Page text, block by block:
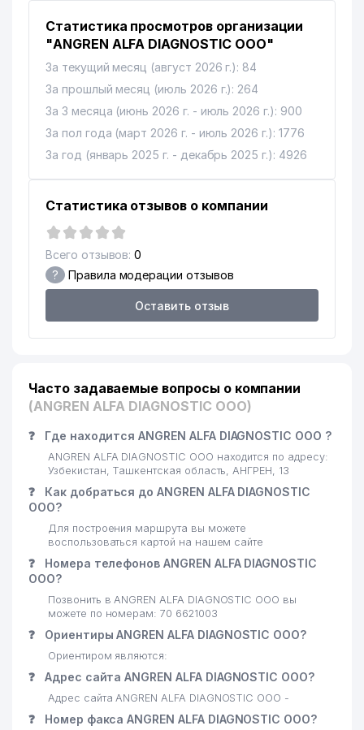
Статистика просмотров организации
"ANGREN ALFA DIAGNOSTIC ООО"
За текущий месяц (август 2026 г.): 84
За прошлый месяц (июль 2026 г.): 264
За 3 месяца (июнь 2026 г. - июль 2026 г.): 900
За пол года (март 2026 г. - июль 2026 г.): 1776
За год (январь 2025 г. - декабрь 2025 г.): 4926
Статистика отзывов о компании
Всего отзывов: 0
? Правила модерации отзывов
Оставить отзыв
Часто задаваемые вопросы о компании
(ANGREN ALFA DIAGNOSTIC ООО)
❓ Где находится ANGREN ALFA DIAGNOSTIC ООО ?
ANGREN ALFA DIAGNOSTIC ООО находится по адресу:
Узбекистан, Ташкентская область, АНГРЕН, 13
❓
Как добраться до ANGREN ALFA DIAGNOSTIC
ООО?
Для построения маршрута вы можете
воспользоваться картой на нашем сайте
❓
Номера телефонов ANGREN ALFA DIAGNOSTIC
ООО?
Позвонить в ANGREN ALFA DIAGNOSTIC ООО вы
можете по номерам: 70 6621003
❓ Ориентиры ANGREN ALFA DIAGNOSTIC ООО?
Ориентиром являются:
❓ Адрес сайта ANGREN ALFA DIAGNOSTIC ООО?
Адрес сайта ANGREN ALFA DIAGNOSTIC ООО -
❓ Номер факса ANGREN ALFA DIAGNOSTIC ООО?